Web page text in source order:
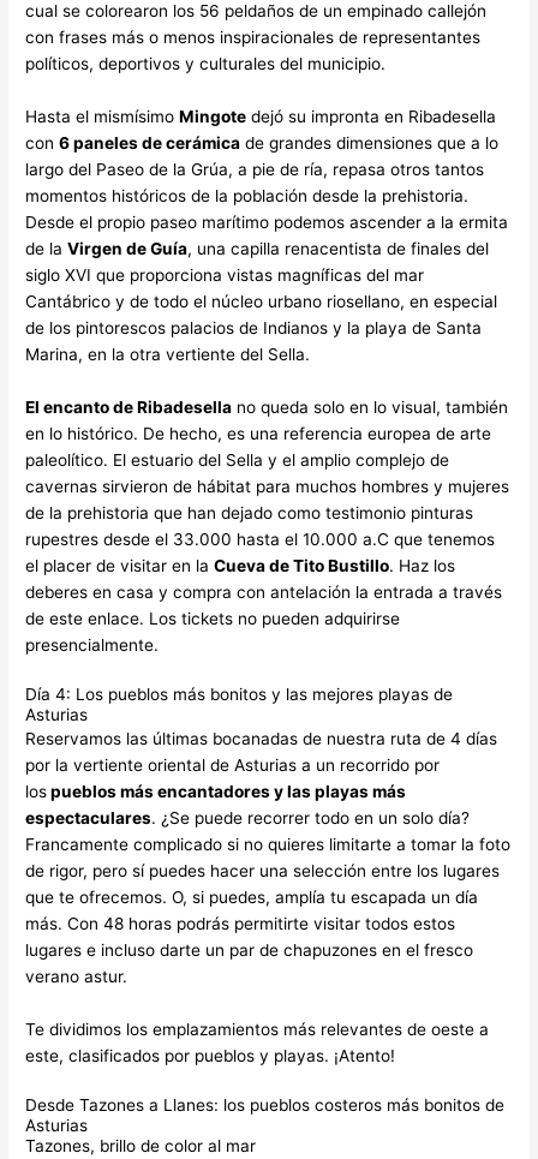
cual se colorearon los 56 peldaños de un empinado callejón
con frases más o menos inspiracionales de representantes
políticos, deportivos y culturales del municipio.
Hasta el mismísimoMingote dejó su impronta en Ribadesella
con6 paneles de cerámica de grandes dimensiones que a lo
largo del Paseo de la Grúa, a pie de ría, repasa otros tantos
momentos históricos de la población desde la prehistoria.
Desde el propio paseo marítimo podemos ascender a la ermita
de laVirgen de Guía, una capilla renacentista de finales del
siglo XVI que proporciona vistas magníficas del mar
Cantábrico y de todo el núcleo urbano riosellano, en especial
de los pintorescos palacios de Indianos y la playa de Santa
Marina, en la otra vertiente del Sella.
El encanto de Ribadesella no queda solo en lo visual, también
en lo histórico. De hecho, es una referencia europea de arte
paleolítico. El estuario del Sella y el amplio complejo de
cavernas sirvieron de hábitat para muchos hombres y mujeres
de la prehistoria que han dejado como testimonio pinturas
rupestres desde el 33.000 hasta el 10.000 a.C que tenemos
el placer de visitar en laCueva de Tito Bustillo. Haz los
deberes en casa y compra con antelación la entrada a través
de este enlace. Los tickets no pueden adquirirse
presencialmente.
Día 4: Los pueblos más bonitos y las mejores playas de
Asturias
Reservamos las últimas bocanadas de nuestra ruta de 4 días
por la vertiente oriental de Asturias a un recorrido por
lospueblos más encantadores y las playas más
espectaculares. ¿Se puede recorrer todo en un solo día?
Francamente complicado si no quieres limitarte a tomar la foto
de rigor, pero sí puedes hacer una selección entre los lugares
que te ofrecemos. O, si puedes, amplía tu escapada un día
más. Con 48 horas podrás permitirte visitar todos estos
lugares e incluso darte un par de chapuzones en el fresco
verano astur.
Te dividimos los emplazamientos más relevantes de oeste a
este, clasificados por pueblos y playas. ¡Atento!
Desde Tazones a Llanes: los pueblos costeros más bonitos de
Asturias
Tazones, brillo de color al mar